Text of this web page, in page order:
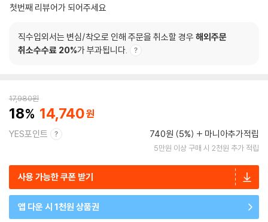
첫번째 리뷰어가 되어주세요
직수입외서는 변심/착오로 인해 주문을 취소할 경우 해외주문
취소수수료 20%가 부과됩니다.
17,980원
18 14,740
YES포인트 740원 (5%) 마니아추가적립
5만원 이상 구매 시 2천원 추가 적립
사용 가능한 쿠폰 받기
앱 다운 시 1천원 상품권